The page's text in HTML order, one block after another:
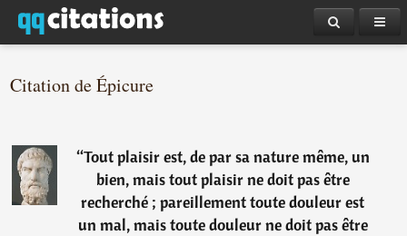
Citation de Épicure
“Tout plaisir est, de par sa nature même, un
bien, mais tout plaisir ne doit pas être
recherché ; pareillement toute douleur est
un mal, mais toute douleur ne doit pas être